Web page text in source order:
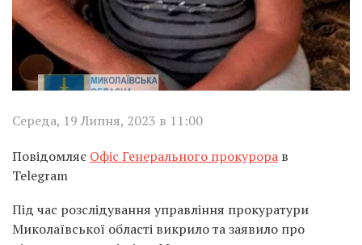
Середа, 19 Липня, 2023 в 11:00
Повідомляє Офіс Генерального прокурора в
Telegram
Під час розслідування управління прокуратури
Миколаївської області викрило та заявило про